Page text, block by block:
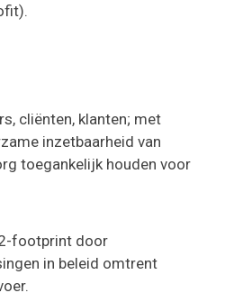
cliënten, klanten; met
inzetbaarheid van
toegankelijk houden voor
footprint door
in beleid omtrent